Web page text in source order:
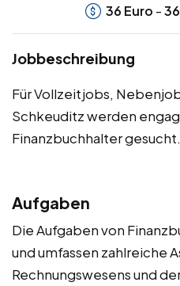
36 Euro -36
Jobbeschreibung
Für Vollzeitjobs,
Schkeuditz werden
Finanzbuchhalter gesucht.
Aufgaben
Die Aufgaben von
und umfassen zahlreiche
Rechnungswesens und